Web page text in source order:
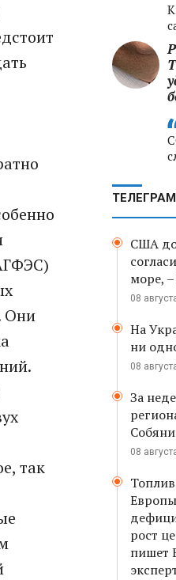
Они
так
США
море,
08
На
ни
08
За
08
рост
пишет